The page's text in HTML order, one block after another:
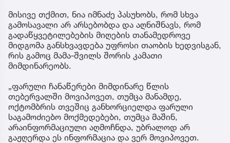
მისივე თქმით, ნია იმნაძე პასუხობს, რომ სხვა
გამოსავალი არ არსებობდა და აღნიშნავს, რომ
გადაწყვეტილებების მიღების თანამედროვე
მიდგომა განსხვავდება უფროსი თაობის ხედვისგან,
რის გამოც მამა-შვილს შორის კამათი
მიმდინარეობს.
„ფარული ჩანაწერები მიმდინარე წლის
თებერვალში მოვიპოვეთ, თუმცა მანამდე,
ოქტომბრის თვეშიც განხორციელდა ფარული
საგამოძიებო მოქმედებები, თუმცა მაშინ,
არაინფორმაციული აღმოჩნდა, უბრალოდ არ
გაჟღერდა ეს ინფორმაცია და ვერ მოვიპოვეთ.